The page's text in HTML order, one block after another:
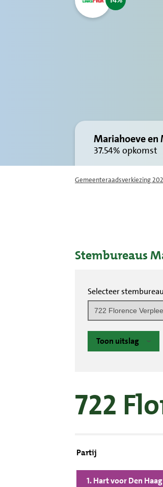
Mariahoeve en
37.54% opkomst
Gemeenteraadsverkiezing
Stembureaus
Selecteer stembureau
Toon uitslag
722
Partij
1. Hart voor Den